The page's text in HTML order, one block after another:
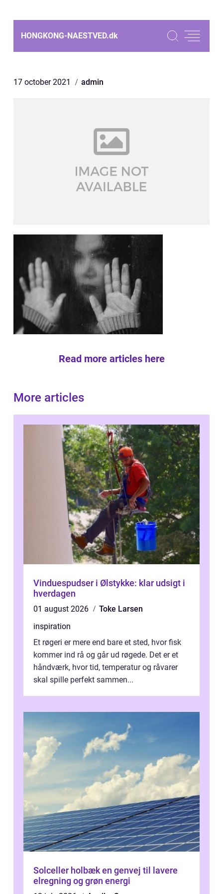
HONGKONG-NAESTVED.dk
17 october 2021 admin
Read more articles here
More articles
Vinduespudser i Ølstykke: klar udsigt i
hverdagen
01 august 2026
Toke Larsen
inspiration
Et røgeri er mere end bare et sted, hvor fisk
kommer ind rå og går ud røgede. Det er et
håndværk, hvor tid, temperatur og råvarer
skal spille perfekt sammen...
Solceller holbæk en genvej til lavere
elregning og grøn energi